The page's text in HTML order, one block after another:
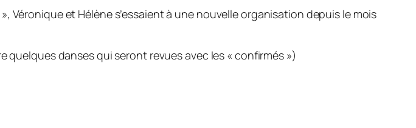
et Hélène s’essaient à une nouvelle organisation depuis le mois
danses qui seront revues avec les « confirmés »)